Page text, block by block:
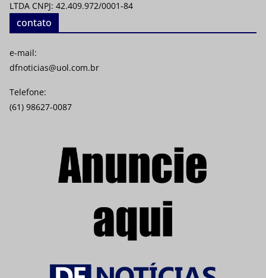
LTDA CNPJ: 42.409.972/0001-84
contato
e-mail:
dfnoticias@uol.com.br
Telefone:
(61) 98627-0087